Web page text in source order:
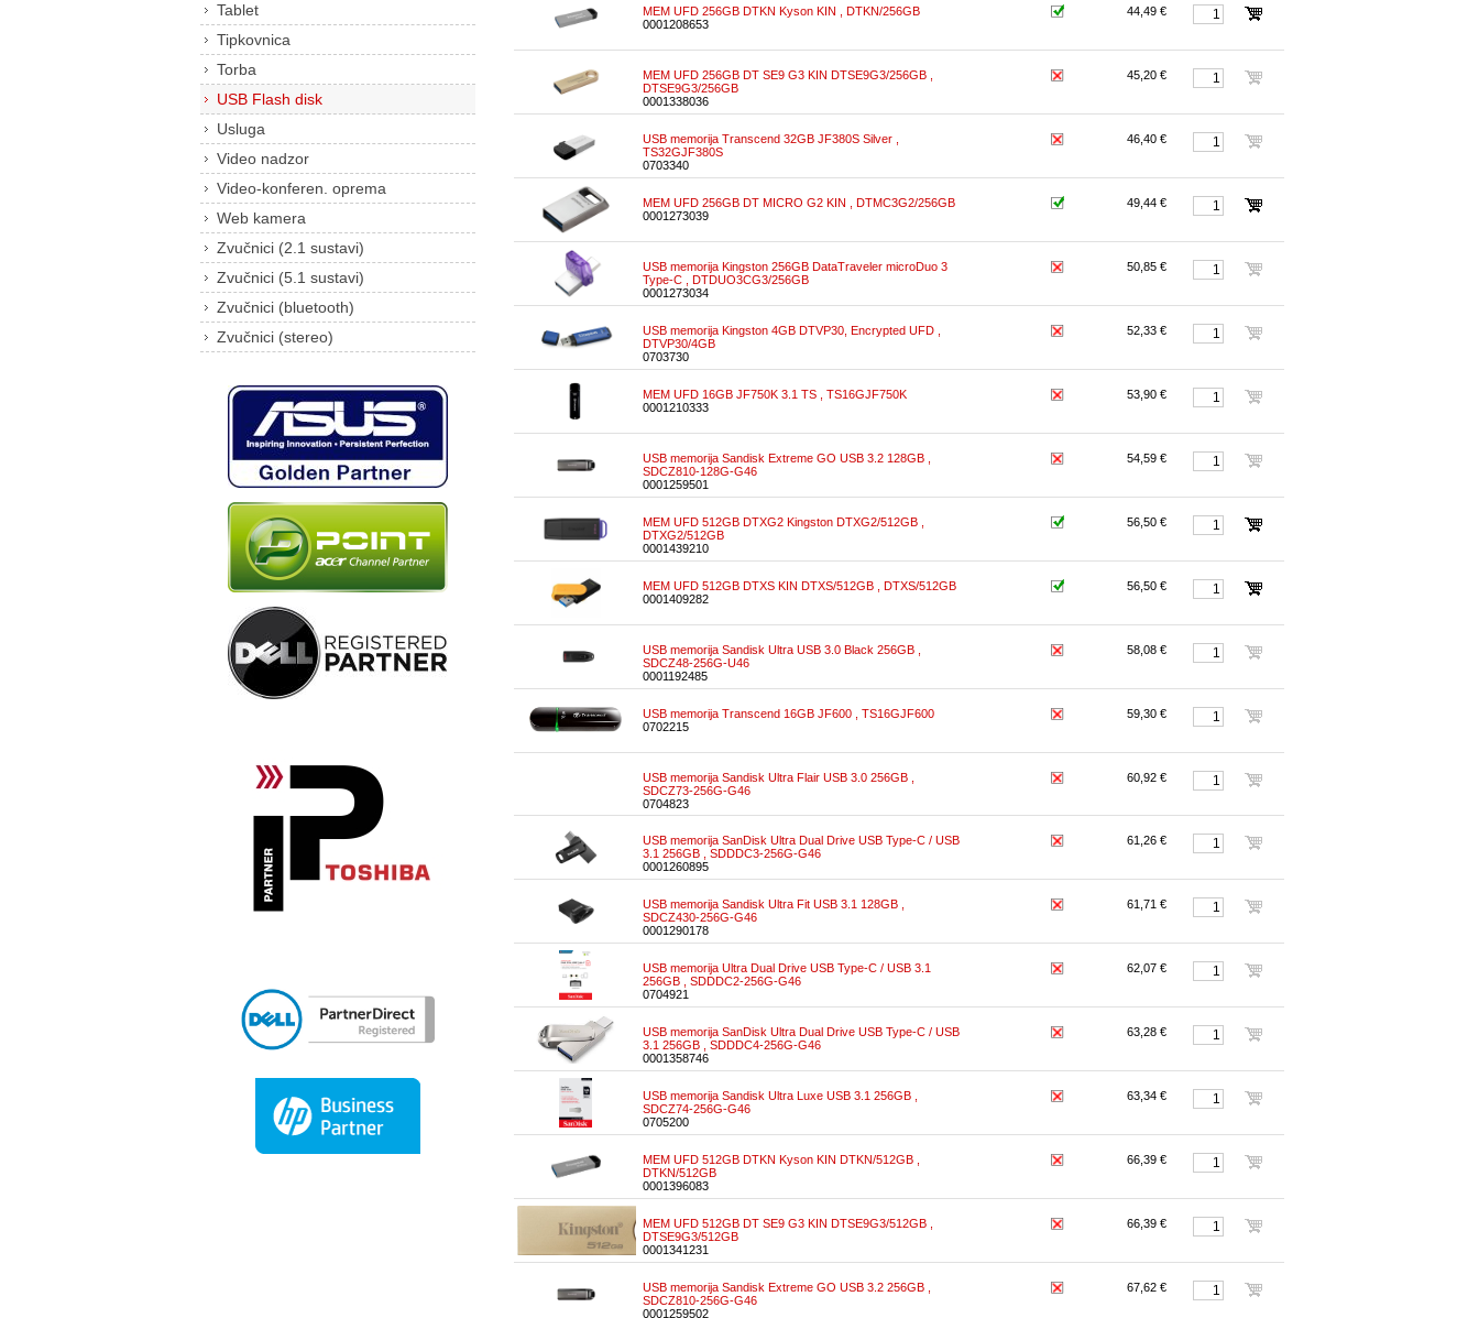
Tablet
Tipkovnica
Torba
USB Flash disk
Usluga
Video nadzor
Video-konferen. oprema
Web kamera
Zvučnici (2.1 sustavi)
Zvučnici (5.1 sustavi)
Zvučnici (bluetooth)
Zvučnici (stereo)
MEM UFD 256GB DTKN Kyson KIN , DTKN/256GB
0001208653
44,49 €
MEM UFD 256GB DT SE9 G3 KIN DTSE9G3/256GB ,
DTSE9G3/256GB
0001338036
45,20 €
USB memorija Transcend 32GB JF380S Silver ,
TS32GJF380S
0703340
46,40 €
MEM UFD 256GB DT MICRO G2 KIN , DTMC3G2/256GB
0001273039
49,44 €
USB memorija Kingston 256GB DataTraveler microDuo 3
Type-C , DTDUO3CG3/256GB
0001273034
50,85 €
USB memorija Kingston 4GB DTVP30, Encrypted UFD ,
DTVP30/4GB
0703730
52,33 €
MEM UFD 16GB JF750K 3.1 TS , TS16GJF750K
0001210333
53,90 €
USB memorija Sandisk Extreme GO USB 3.2 128GB ,
SDCZ810-128G-G46
0001259501
54,59 €
MEM UFD 512GB DTXG2 Kingston DTXG2/512GB ,
DTXG2/512GB
0001439210
56,50 €
MEM UFD 512GB DTXS KIN DTXS/512GB , DTXS/512GB
0001409282
56,50 €
USB memorija Sandisk Ultra USB 3.0 Black 256GB ,
SDCZ48-256G-U46
0001192485
58,08 €
USB memorija Transcend 16GB JF600 , TS16GJF600
0702215
59,30 €
USB memorija Sandisk Ultra Flair USB 3.0 256GB ,
SDCZ73-256G-G46
0704823
60,92 €
USB memorija SanDisk Ultra Dual Drive USB Type-C / USB
3.1 256GB , SDDDC3-256G-G46
0001260895
61,26 €
USB memorija Sandisk Ultra Fit USB 3.1 128GB ,
SDCZ430-256G-G46
0001290178
61,71 €
USB memorija Ultra Dual Drive USB Type-C / USB 3.1
256GB , SDDDC2-256G-G46
0704921
62,07 €
USB memorija SanDisk Ultra Dual Drive USB Type-C / USB
3.1 256GB , SDDDC4-256G-G46
0001358746
63,28 €
USB memorija Sandisk Ultra Luxe USB 3.1 256GB ,
SDCZ74-256G-G46
0705200
63,34 €
MEM UFD 512GB DTKN Kyson KIN DTKN/512GB ,
DTKN/512GB
0001396083
66,39 €
MEM UFD 512GB DT SE9 G3 KIN DTSE9G3/512GB ,
DTSE9G3/512GB
0001341231
66,39 €
USB memorija Sandisk Extreme GO USB 3.2 256GB ,
SDCZ810-256G-G46
0001259502
67,62 €